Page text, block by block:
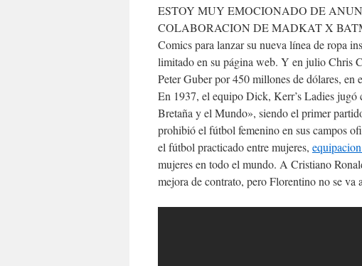
ESTOY MUY EMOCIONADO DE
COLABORACION DE MADKAT X
Comics para lanzar su nueva línea de ropa
limitado en su página web. Y en julio Chris
Peter Guber por 450 millones de dólares, en
En 1937, el equipo Dick, Kerr’s Ladies
Bretaña y el Mundo», siendo el primer
prohibió el fútbol femenino en sus campos
el fútbol practicado entre mujeres,
mujeres en todo el mundo. A Cristiano
mejora de contrato, pero Florentino no se